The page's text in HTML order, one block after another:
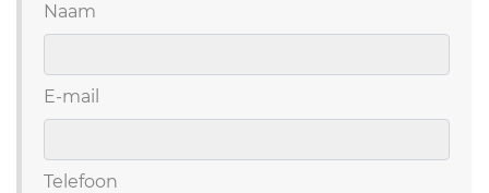
Naam
E-mail
Telefoon